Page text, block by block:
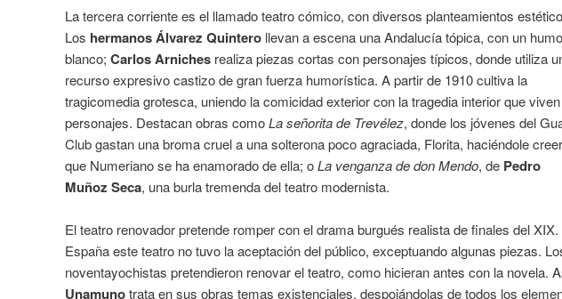
La tercera corriente es el llamado teatro cómico, con diversos planteamientos
Los hermanos Álvarez Quinterollevan a escena una Andalucía tópica, con un
blanco; Carlos Arnichesrealiza piezas cortas con personajes típicos, donde utiliza
recurso expresivo castizo de gran fuerza humorística. A partir de 1910 cultiva la
tragicomedia grotesca, uniendo la comicidad exterior con la tragedia interior que
personajes. Destacan obras comoLa señorita de Trevélez, donde los jóvenes del
Club gastan una broma cruel a una solterona poco agraciada, Florita, haciéndole creer
que Numeriano se ha enamorado de ella; oLa venganza de don Mendo, de Pedro
Muñoz Seca, una burla tremenda del teatro modernista.
El teatro renovador pretende romper con el drama burgués realista de finales del XIX.
España este teatro no tuvo la aceptación del público, exceptuando algunas piezas.
noventayochistas pretendieron renovar el teatro, como hicieran antes con la novela.
Unamunotrata en sus obras temas existenciales, despojándolas de todos los